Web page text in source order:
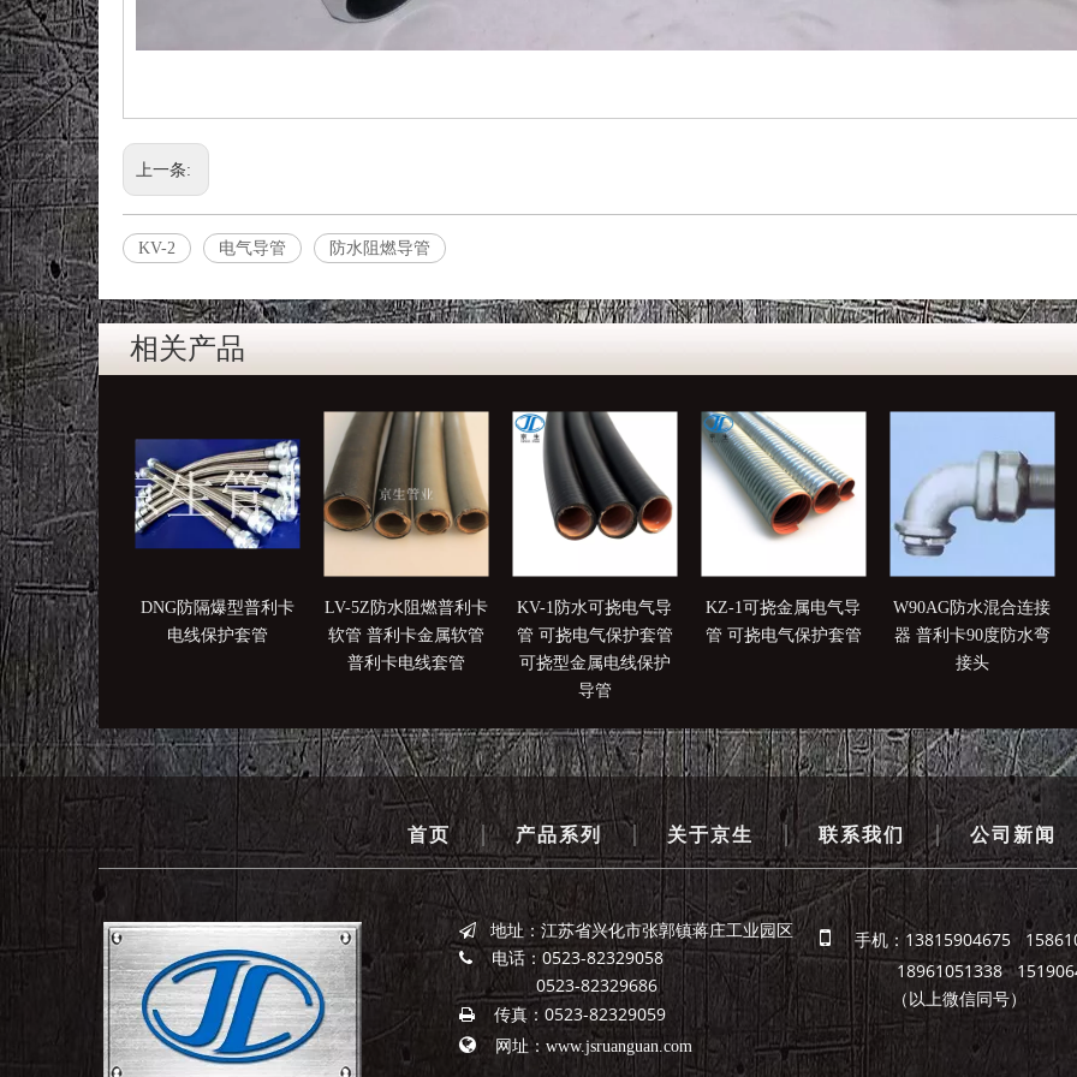
上一条:
KV-2 电气导管 防水阻燃导管
相关产品
DNG防隔爆型普利卡
电线保护套管
LV-5Z防水阻燃普利卡
软管 普利卡金属软管
普利卡电线套管
KV-1防水可挠电气导
管 可挠电气保护套管
可挠型金属电线保护
导管
KZ-1可挠金属电气导
管 可挠电气保护套管
W90AG防水混合连接
器 普利卡90度防水弯
接头
首页 | 产品系列 | 关于京生 | 联系我们 | 公司新闻
地址：江苏省兴化市张郭镇蒋庄工业园区
 电话：0523-82329058
0523-82329686
 传真：0523-82329059
 网址： www.jsruanguan.com

手机：13815904675
18961051338
（以上微信同号）